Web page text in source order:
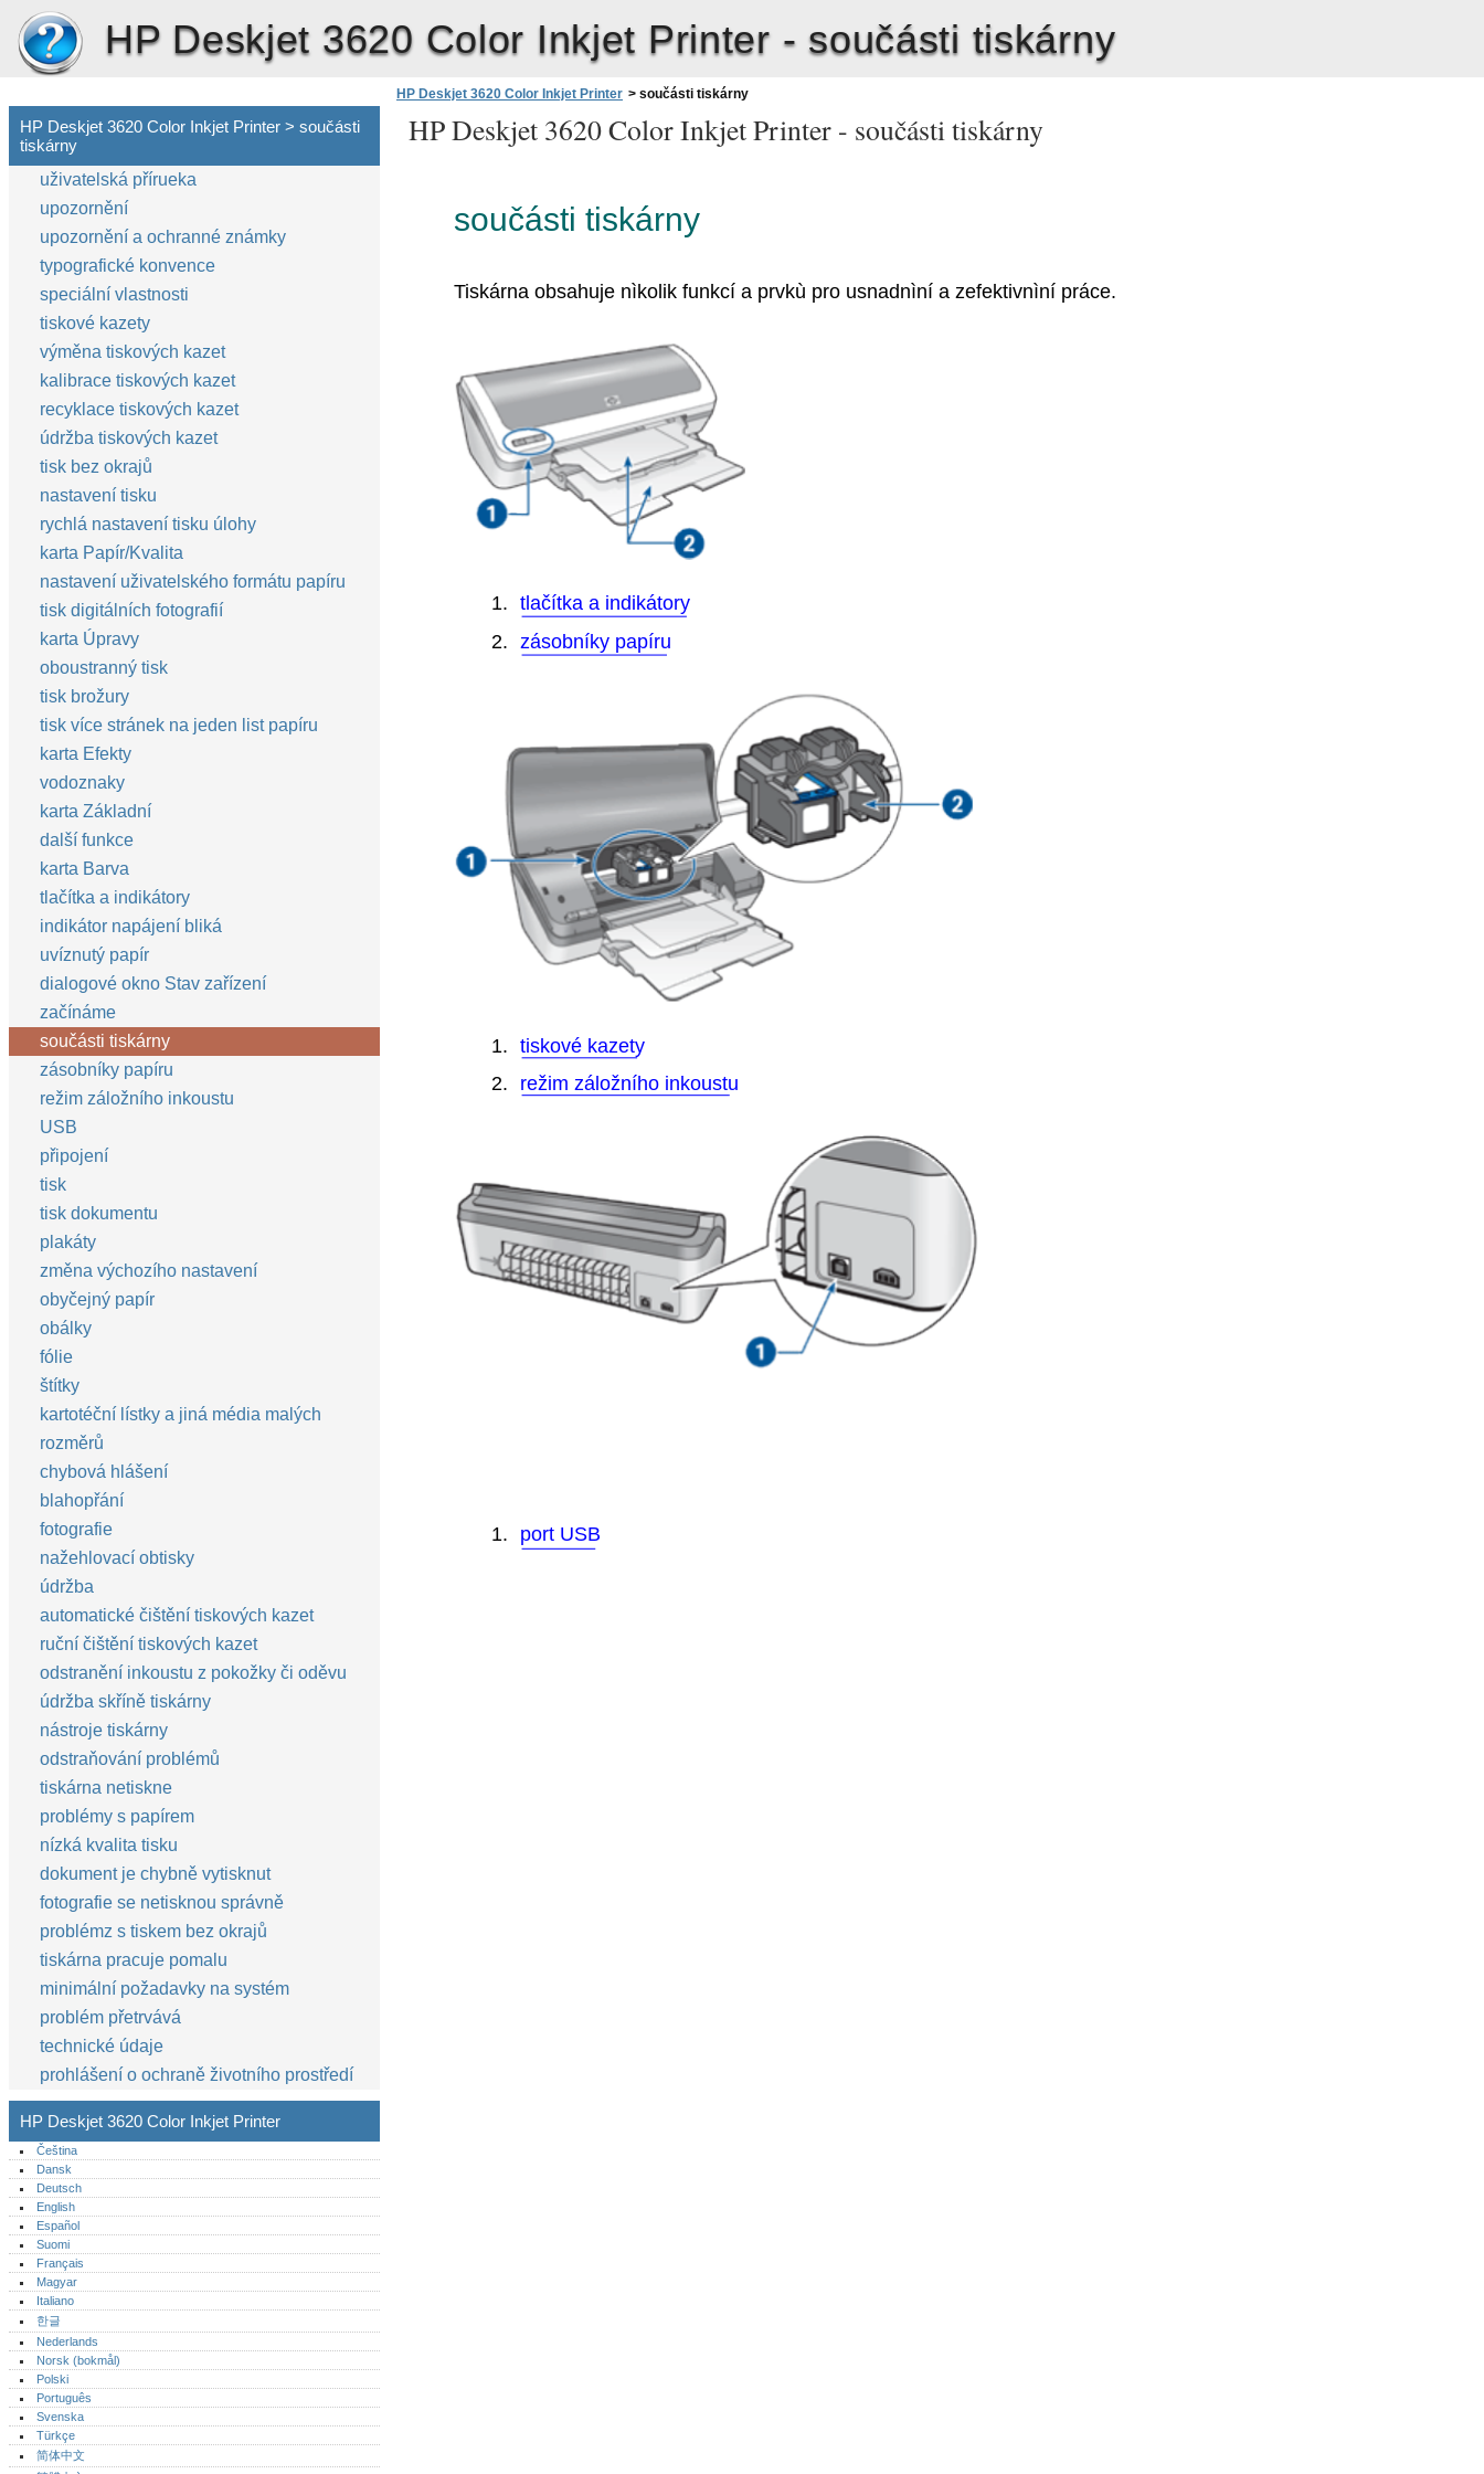
HP Deskjet 3620 Color Inkjet Printer -součásti tiskárny
HP Deskjet 3620 Color Inkjet Printer > součásti tiskárny
HP Deskjet 3620 Color Inkjet Printer - součásti tiskárny
součásti tiskárny
Tiskárna obsahuje nìkolik funkcí a prvkù pro usnadnìní a zefektivnìní práce.
1. tlačítka a indikátory
2. zásobníky papíru
1. tiskové kazety
2.
režim záložního inkoustu
1. port USB
HP Deskjet 3620 Color Inkjet Printer > součásti
tiskárny
uživatelská přírueka
upozornění
upozornění a ochranné známky
typografické konvence
speciální vlastnosti
tiskové kazety
výměna tiskových kazet
kalibrace tiskových kazet
recyklace tiskových kazet
údržba tiskových kazet
tisk bez okrajů
nastavení tisku
rychlá nastavení tisku úlohy
karta Papír/Kvalita
nastavení uživatelského formátu papíru
tisk digitálních fotografií
karta Úpravy
oboustranný tisk
tisk brožury
tisk více stránek na jeden list papíru
karta Efekty
vodoznaky
karta Základní
další funkce
karta Barva
tlačítka a indikátory
indikátor napájení bliká
uvíznutý papír
dialogové okno Stav zařízení
začínáme
součásti tiskárny
zásobníky papíru
režim záložního inkoustu
USB
připojení
tisk
tisk dokumentu
plakáty
změna výchozího nastavení
obyčejný papír
obálky
fólie
štítky
kartotéční lístky a jiná média malých
rozměrů
chybová hlášení
blahopřání
fotografie
nažehlovací obtisky
údržba
automatické čištění tiskových kazet
ruční čištění tiskových kazet
odstranění inkoustu z pokožky či oděvu
údržba skříně tiskárny
nástroje tiskárny
odstraňování problémů
tiskárna netiskne
problémy s papírem
nízká kvalita tisku
dokument je chybně vytisknut
fotografie se netisknou správně
problémz s tiskem bez okrajů
tiskárna pracuje pomalu
minimální požadavky na systém
problém přetrvává
technické údaje
prohlášení o ochraně životního prostředí
HP Deskjet 3620 Color Inkjet Printer
Čeština
Dansk
Deutsch
English
Español
Suomi
Français
Magyar
Italiano
한글
Nederlands
Norsk (bokmål)‎
Polski
Português‎
Svenska
Türkçe
简体中文